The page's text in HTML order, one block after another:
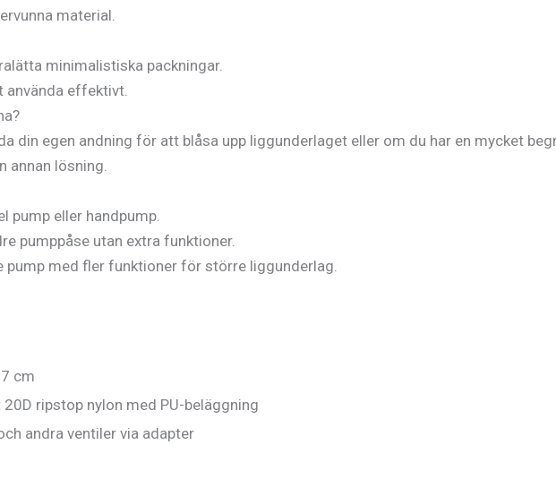
material.
minimalistiska packningar.
använda effektivt.
din egen andning för att blåsa upp liggunderlaget eller om du har en mycket
annan lösning.
pump eller handpump.
pumppåse utan extra funktioner.
pump med fler funktioner för större liggunderlag.
cm
ripstop nylon med PU-beläggning
andra ventiler via adapter